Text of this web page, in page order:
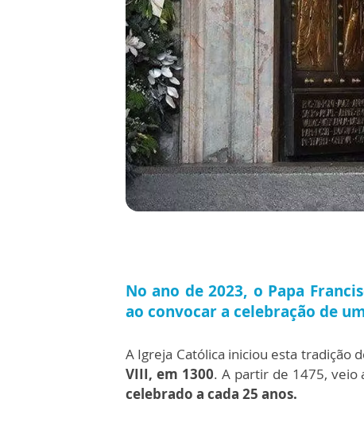
No ano de 2023, o Papa
ao convocar a celebração de
A Igreja Católica iniciou esta tradição
VIII, em 1300. A partir de 1475,
celebrado a cada 25 anos.